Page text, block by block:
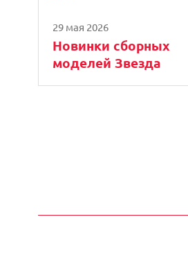
29 мая 2026
Новинки сборных
моделей Звезда